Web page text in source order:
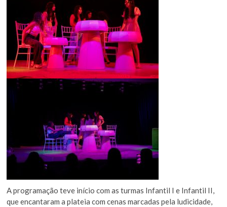
A programação teve início com as turmas Infantil I e Infantil II,
que encantaram a plateia com cenas marcadas pela ludicidade,